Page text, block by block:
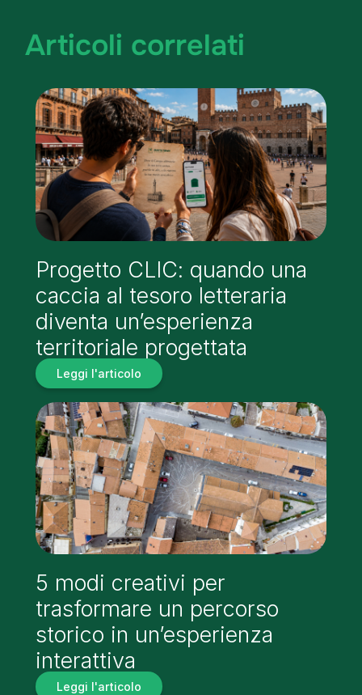
Articoli correlati
Progetto CLIC: quando una
caccia al tesoro letteraria
diventa un’esperienza
territoriale progettata
Leggi l'articolo
5 modi creativi per
trasformare un percorso
storico in un’esperienza
interattiva
Leggi l'articolo